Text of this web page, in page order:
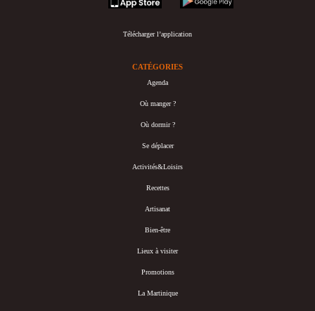
Télécharger l’application
CATÉGORIES
Agenda
Où manger ?
Où dormir ?
Se déplacer
Activités&Loisirs
Recettes
Artisanat
Bien-être
Lieux à visiter
Promotions
La Martinique